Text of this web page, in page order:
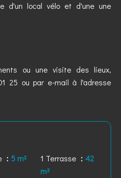
d'un local vélo et d'une une
ou une visite des lieux,
25 ou par e-mail à l'adresse
5 m² 1 Terrasse
42
m²